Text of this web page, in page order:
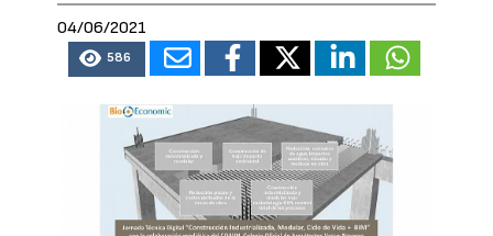
04/06/2021
586